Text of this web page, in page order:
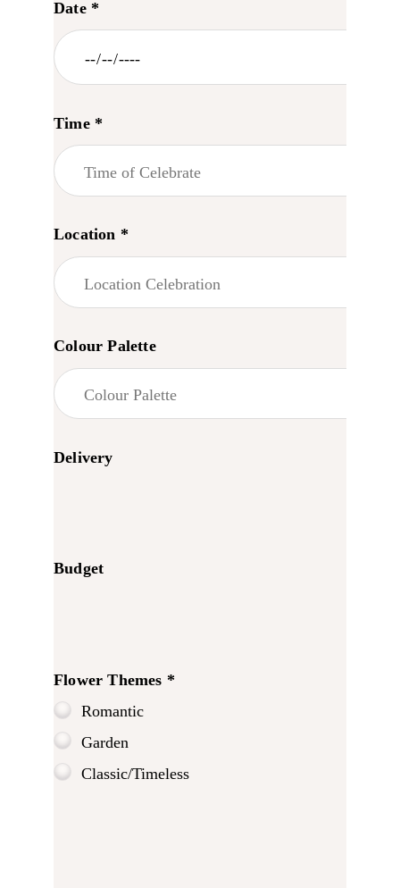
Date *
Time *
Location *
Colour Palette
Delivery
Budget
Flower Themes *
Romantic
Garden
Classic/Timeless